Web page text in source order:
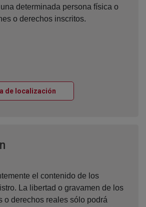
determinada persona física o
o derechos inscritos.
de localización
el contenido de los
La libertad o gravamen de los
o derechos reales sólo podrá